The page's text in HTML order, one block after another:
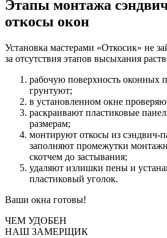
Этапы монтажа
откосы окон
Установка мастерами «Откосик» не
за отсутствия этапов высыхания
рабочую поверхность оконных
грунтуют;
в установленном окне
раскраивают пластиковые
размерам;
монтируют откосы из сэндвич-
заполняют промежутки
скотчем до застывания;
удаляют излишки пены и
пластиковый уголок.
Ваши окна готовы!
ЧЕМ УДОБЕН
НАШ ЗАМЕРЩИК